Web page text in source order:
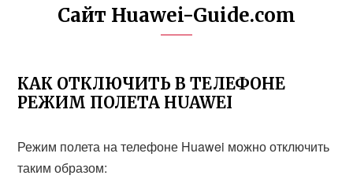
Сайт Huawei-Guide.com
КАК ОТКЛЮЧИТЬ В ТЕЛЕФОНЕ
РЕЖИМ ПОЛЕТА HUAWEI
Режим полета на телефоне Huawei можно отключить
таким образом: